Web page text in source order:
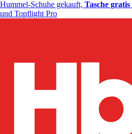
Hummel-Schuhe gekauft, Tasche gratis
und Topflight Pro